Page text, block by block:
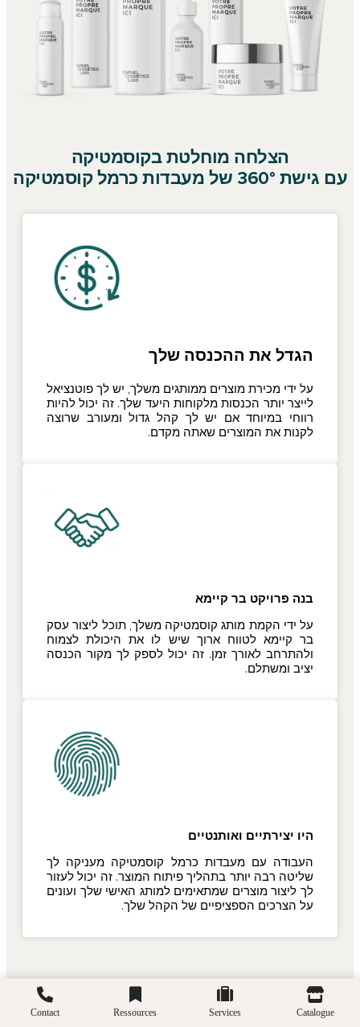
הצלחה מוחלטת בקוסמטיקה
עם גישת 360° של מעבדות כרמל קוסמטיקה
הגדל את ההכנסה שלך
על ידי מכירת מוצרים ממותגים משלך, יש לך פוטנציאל
לייצר יותר הכנסות מלקוחות היעד שלך. זה יכול להיות
רווחי במיוחד אם יש לך קהל גדול ומעורב שרוצה
לקנות את המוצרים שאתה מקדם.
בנה פרויקט בר קיימא
על ידי הקמת מותג קוסמטיקה משלך, תוכל ליצור עסק
בר קיימא לטווח ארוך שיש לו את היכולת לצמוח
ולהתרחב לאורך זמן. זה יכול לספק לך מקור הכנסה
יציב ומשתלם.
היו יצירתיים ואותנטיים
העבודה עם מעבדות כרמל קוסמטיקה מעניקה לך
שליטה רבה יותר בתהליך פיתוח המוצר. זה יכול לעזור
לך ליצור מוצרים שמתאימים למותג האישי שלך ועונים
על הצרכים הספציפיים של הקהל שלך.
Catalogue
Services
Ressources
Contact